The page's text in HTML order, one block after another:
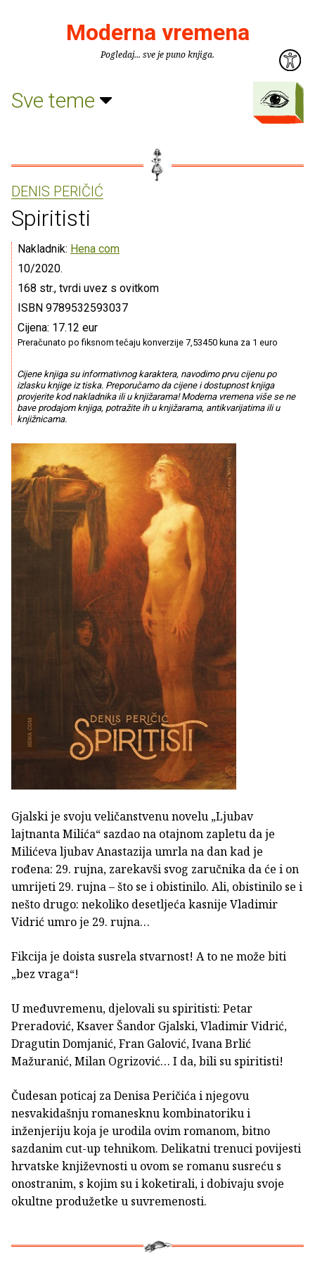
Moderna vremena
Pogledaj... sve je puno knjiga.
Sve teme
DENIS PERIČIĆ
Spiritisti
Nakladnik: Hena com
10/2020.
168 str., tvrdi uvez s ovitkom
ISBN 9789532593037
Cijena: 17.12 eur
Preračunato po fiksnom tečaju konverzije 7,53450 kuna za 1 euro
Cijene knjiga su informativnog karaktera, navodimo prvu cijenu po
izlasku knjige iz tiska. Preporučamo da cijene i dostupnost knjiga
provjerite kod nakladnika ili u knjižarama! Moderna vremena više se ne
bave prodajom knjiga, potražite ih u knjižarama, antikvarijatima ili u
knjižnicama.
Gjalski je svoju veličanstvenu novelu „Ljubav
lajtnanta Milića“ sazdao na otajnom zapletu da je
Milićeva ljubav Anastazija umrla na dan kad je
rođena: 29. rujna, zarekavši svog zaručnika da će i on
umrijeti 29. rujna – što se i obistinilo. Ali, obistinilo se i
nešto drugo: nekoliko desetljeća kasnije Vladimir
Vidrić umro je 29. rujna…
Fikcija je doista susrela stvarnost! A to ne može biti
„bez vraga“!
U međuvremenu, djelovali su spiritisti: Petar
Preradović, Ksaver Šandor Gjalski, Vladimir Vidrić,
Dragutin Domjanić, Fran Galović, Ivana Brlić
Mažuranić, Milan Ogrizović… I da, bili su spiritisti!
Čudesan poticaj za Denisa Peričića i njegovu
nesvakidašnju romanesknu kombinatoriku i
inženjeriju koja je urodila ovim romanom, bitno
sazdanim cut-up tehnikom. Delikatni trenuci povijesti
hrvatske književnosti u ovom se romanu susreću s
onostranim, s kojim su i koketirali, i dobivaju svoje
okultne produžetke u suvremenosti.